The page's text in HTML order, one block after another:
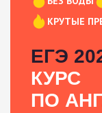
КРУТЫЕ
ЕГЭ
КУРС
ПО